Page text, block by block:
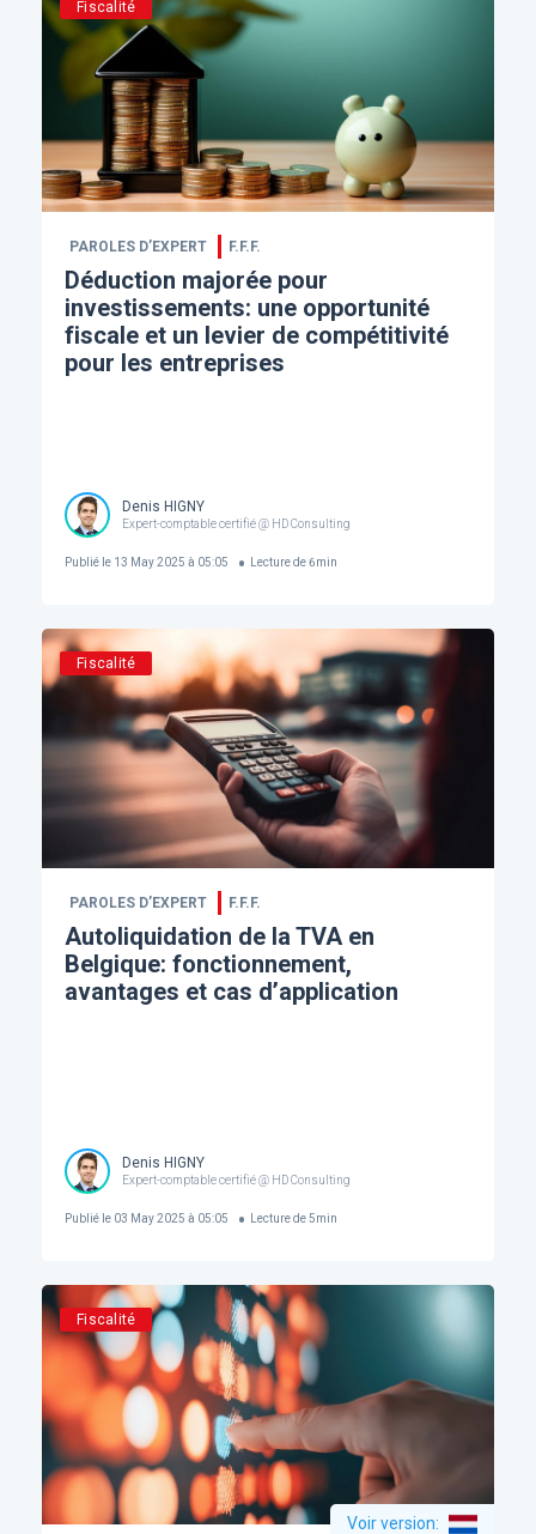
Fiscalité
PAROLES D’EXPERT F.F.F.
Déduction majorée pour
investissements: une opportunité
fiscale et un levier de compétitivité
pour les entreprises
Denis HIGNY
Expert-comptable certifié @ HD Consulting
Publié le13 May 2025 à 05:05 Lecture de6min
Fiscalité
PAROLES D’EXPERT F.F.F.
Autoliquidation de la TVA en
Belgique: fonctionnement,
avantages et cas d’application
Denis HIGNY
Expert-comptable certifié @ HD Consulting
Publié le03 May 2025 à 05:05 Lecture de5min
Fiscalité
Voir version: